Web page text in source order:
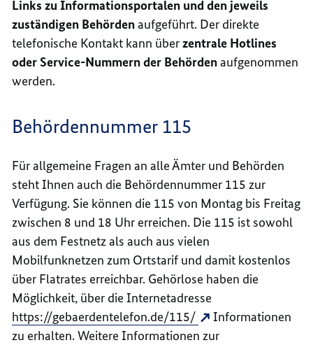
Links zu Informationsportalen und den jeweils
zuständigen Behördenaufgeführt. Der direkte
telefonische Kontakt kann überzentrale Hotlines
oder Service-Nummern der Behördenaufgenommen
werden.
Behördennummer 115
Für allgemeine Fragen an alle Ämter und Behörden
steht Ihnen auch die Behördennummer 115 zur
Verfügung. Sie können die 115 von Montag bis Freitag
zwischen 8 und 18 Uhr erreichen. Die 115 ist sowohl
aus dem Festnetz als auch aus vielen
Mobilfunknetzen zum Ortstarif und damit kostenlos
über Flatrates erreichbar. Gehörlose haben die
Möglichkeit, über die Internetadresse
https://gebaerdentelefon.de/115/
Informationen
zu erhalten. Weitere Informationen zur